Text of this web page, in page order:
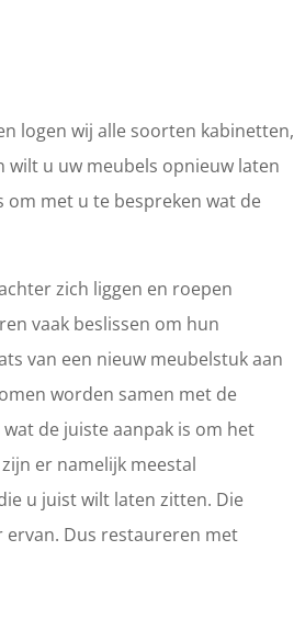
logen wij alle soorten kabinetten,
wilt u uw meubels opnieuw laten
met u te bespreken wat de
zich liggen en roepen
vaak beslissen om hun
van een nieuw meubelstuk aan
worden samen met de
de juiste aanpak is om het
er namelijk meestal
u juist wilt laten zitten. Die
Dus restaureren met